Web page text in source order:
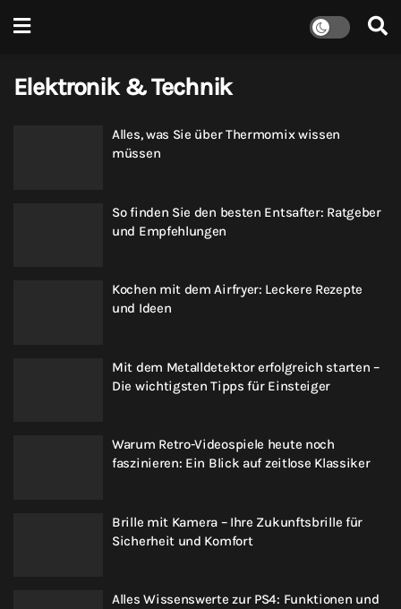
Elektronik & Technik
Alles, was Sie über Thermomix wissen
müssen
So finden Sie den besten Entsafter: Ratgeber
und Empfehlungen
Kochen mit dem Airfryer: Leckere Rezepte
und Ideen
Mit dem Metalldetektor erfolgreich starten –
Die wichtigsten Tipps für Einsteiger
Warum Retro-Videospiele heute noch
faszinieren: Ein Blick auf zeitlose Klassiker
Brille mit Kamera – Ihre Zukunftsbrille für
Sicherheit und Komfort
Alles Wissenswerte zur PS4: Funktionen und